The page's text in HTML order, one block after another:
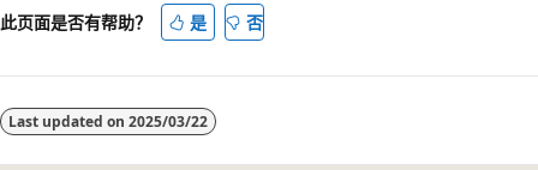
已
此页面是否有帮助？ 是 否
Last updated on 2025/03/22